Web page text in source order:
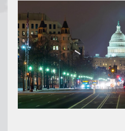
thêm